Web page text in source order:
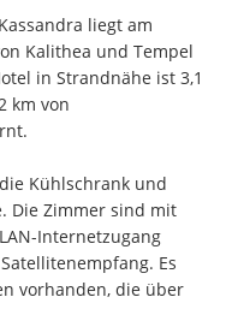
liegt am
Kalithea und Tempel
in Strandnähe ist 3,1
km von
Kühlschrank und
Die Zimmer sind mit
Internetzugang
Es
vorhanden, die über